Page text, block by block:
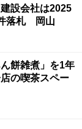
設会社は2025
落札 岡山
餅雑煮」を1年
の喫茶スペー